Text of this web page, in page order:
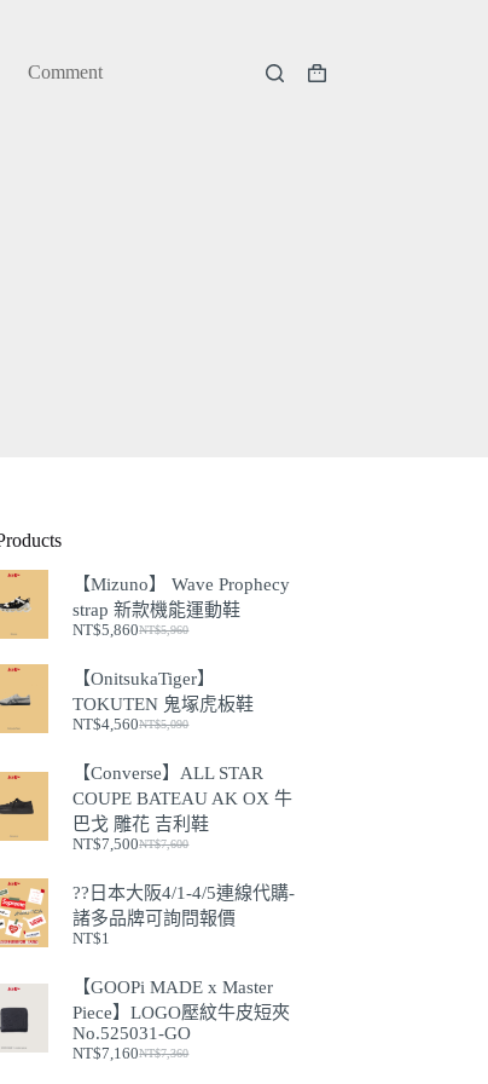
Comment
購
【Mizuno】 Wave Prophecy
strap 新款機能運動鞋
NT$5,960
原
價
格：
NT$5,960。
NT$5,860
目
價
格：
NT$5,860。
【OnitsukaTiger】
TOKUTEN 鬼塚虎板鞋
NT$5,090
原
價
格：
NT$5,090。
NT$4,560
目
價
格：
NT$4,560。
【Converse】ALL STAR
COUPE BATEAU AK OX 牛
巴戈 雕花 吉利鞋
NT$7,600
原
價
格：
NT$7,500
目
價
格：
??日本大阪4/1-4/5連線代購-
諸多品牌可詢問報價
NT$1
【GOOPi MADE x Master
Piece】LOGO壓紋牛皮短夾
No.525031-GO
NT$7,360
原
NT$7,160
目